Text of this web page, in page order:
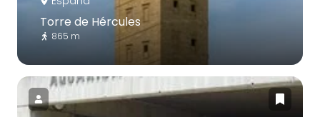
Torre de Hércules
865 m